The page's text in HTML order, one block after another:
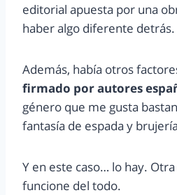
editorial apuesta por una
haber algo diferente detrás.
Además, había otros
firmado por autores
género que me gusta
fantasía de espada y
Y en este caso… lo hay.
funcione del todo.